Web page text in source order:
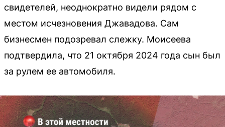
свидетелей, неоднократно видели рядом с
местом исчезновения Джавадова. Сам
бизнесмен подозревал слежку. Моисеева
подтвердила, что 21 октября 2024 года сын был
за рулем ее автомобиля.